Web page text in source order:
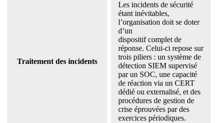
Traitement des incidents
Les incidents de sécurité
étant inévitables,
l’organisation doit se doter
d’un
dispositif complet de
réponse. Celui-ci repose sur
trois piliers : un système de
détection SIEM supervisé
par un SOC, une capacité
de réaction via un CERT
dédié ou externalisé, et des
procédures de gestion de
crise éprouvées par des
exercices périodiques.